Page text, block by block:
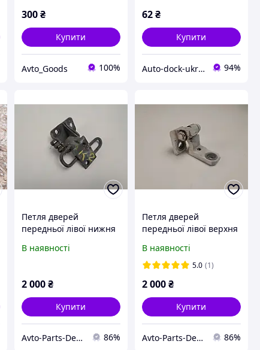
300 ₴
Купити
Avto_Goods 100%
62₴
Купити
Auto-dock-ukraina Пропонуємо НОВІ та Б/У запчастини підбираємо по ВІН коду 94%
Петля дверей
передньої лівої нижня
2004-2010p
В наявності
2 000 ₴
Купити
Avto-Parts-Derno 86%
Петля дверей
передньої лівої верхня
2004-2010p
Фольксваген Кадді
В наявності
5.0 (1)
2 000₴
Купити
Avto-Parts-Derno 86%